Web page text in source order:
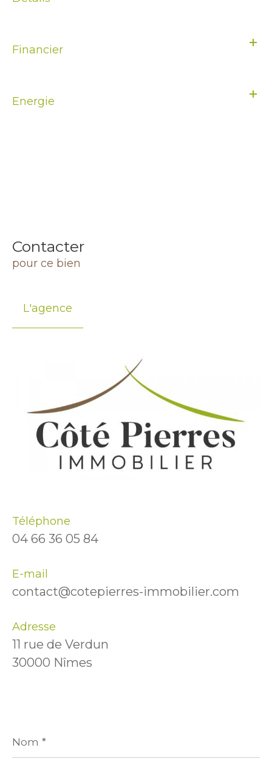
Financier
Energie
Contacter
pour ce bien
L'agence
Téléphone
04 66 36 05 84
E-mail
contact@cotepierres-immobilier.com
Adresse
11 rue de Verdun
30000 Nîmes
*